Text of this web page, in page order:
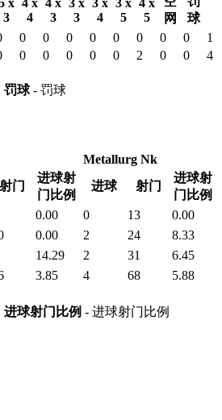
x
3
4 x
4
4 x
3
3 x
3
3 x
4
3 x
5
4 x
5
网
球
0 0 0 0 0 0 0 0
1
0 0 0 0 0 2 0 0
4
罚球- 罚球
Metallurg Nk
射门
进球射
门比例
进球 射门
进球射
门比例
0.00 0 13
0.00
0.00 2 24
8.33
14.29 2 31
6.45
3.85 4 68
5.88
进球射门比例 - 进球射门比例